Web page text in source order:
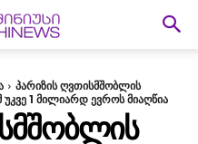
პარიზის ღვთისმშობლის
1 მილიარდ ევროს მიაღწია